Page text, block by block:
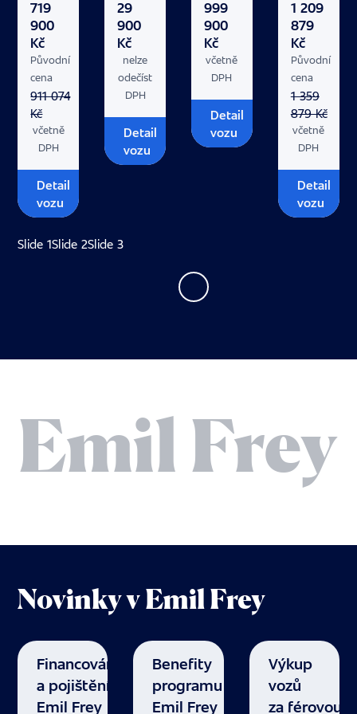
719
900
Kč
Původní
cena
911 074
Kč
včetně
DPH
Detail
vozu
29
900
Kč
nelze
odečíst
DPH
Detail
vozu
999
900
Kč
včetně
DPH
Detail
vozu
1 209
879
Kč
Původní
cena
1 359
879 Kč
včetně
DPH
Detail
vozu
Slide 1Slide 2Slide 3
Novinky v Emil Frey
Financování
a pojištění
Emil Frey
Benefity
programu
Emil Frey
Výkup
vozů
za férovou